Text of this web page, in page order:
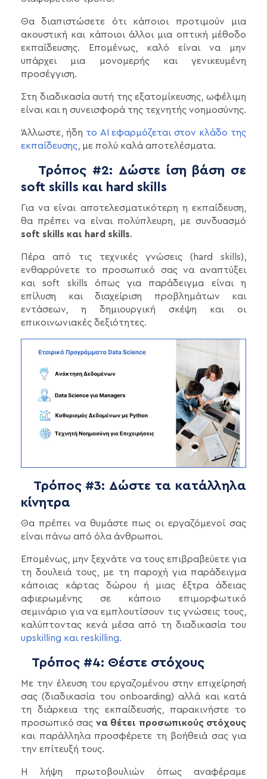
Θα διαπιστώσετε ότι κάποιοι προτιμούν μια
ακουστική και κάποιοι άλλοι μια οπτική μέθοδο
εκπαίδευσης. Επομένως, καλό είναι να μην
υπάρχει μια μονομερής και γενικευμένη
προσέγγιση.
Στη διαδικασία αυτή της εξατομίκευσης, ωφέλιμη
είναι και η συνεισφορά της τεχνητής νοημοσύνης.
Άλλωστε, ήδη το AI εφαρμόζεται στον κλάδο της
εκπαίδευσης , με πολύ καλά αποτελέσματα.
Τρόπος #2: Δώστε ίση βάση σε
soft skills και hard skills
Για να είναι αποτελεσματικότερη η εκπαίδευση,
θα πρέπει να είναι πολύπλευρη, με συνδυασμό
soft skills και hard skills.
Πέρα από τις τεχνικές γνώσεις (hard skills),
ενθαρρύνετε το προσωπικό σας να αναπτύξει
και soft skills όπως για παράδειγμα είναι η
επίλυση και διαχείριση προβλημάτων και
εντάσεων, η δημιουργική σκέψη και οι
επικοινωνιακές δεξιότητες.
Τρόπος #3: Δώστε τα κατάλληλα
κίνητρα
Θα πρέπει να θυμάστε πως οι εργαζόμενοί σας
είναι πάνω από όλα άνθρωποι.
Επομένως, μην ξεχνάτε να τους επιβραβεύετε για
τη δουλειά τους, με τη παροχή για παράδειγμα
κάποιας κάρτας δώρου ή μιας έξτρα άδειας
αφιερωμένης σε κάποιο επιμορφωτικό
σεμινάριο για να εμπλουτίσουν τις γνώσεις τους,
καλύπτοντας κενά μέσα από τη διαδικασία του
upskilling και reskilling.
Τρόπος #4: Θέστε στόχους
Mε την έλευση του εργαζομένου στην επιχείρησή
σας (διαδικασία του onboarding) αλλά και κατά
τη διάρκεια της εκπαίδευσής, παρακινήστε το
προσωπικό σας να θέτει προσωπικούς στόχους
και παράλληλα προσφέρετε τη βοήθειά σας για
την επίτευξή τους.
Η λήψη πρωτοβουλιών όπως αναφέραμε